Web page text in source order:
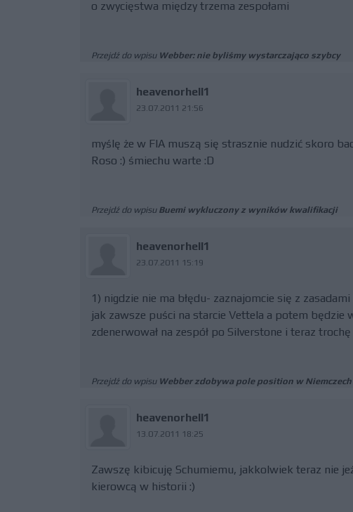
o zwycięstwa między trzema zespołami
Przejdź do wpisu Webber: nie byliśmy wystarczająco szybcy
heavenorhell1
23.07.2011 21:56
myślę że w FIA muszą się strasznie nudzić skoro
Roso :) śmiechu warte :D
Przejdź do wpisu Buemi wykluczony z wyników kwalifikacji
heavenorhell1
23.07.2011 15:19
1) nigdzie nie ma błędu- zaznajomcie się z
jak zawsze puści na starcie Vettela a potem będzie
zdenerwował na zespół po Silverstone i teraz
Przejdź do wpisu Webber zdobywa pole position w Niemczech
heavenorhell1
13.07.2011 18:25
Zawszę kibicuję Schumiemu, jakkolwiek teraz nie
kierowcą w historii :)